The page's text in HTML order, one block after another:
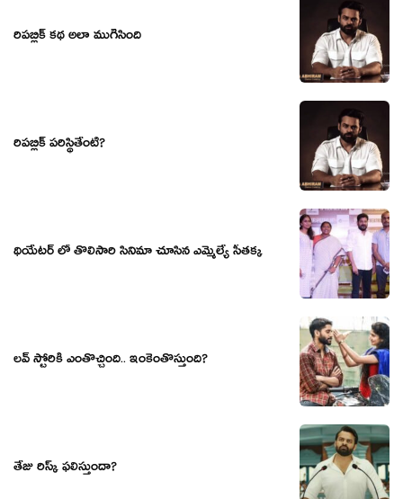
రిపబ్లిక్ కథ అలా ముగిసింది
రిప‌బ్లిక్ ప‌రిస్థితేంటి?
థియేటర్ లో తొలిసారి సినిమా చూసిన ఎమ్మెల్యే సీతక్క
ల‌వ్ స్టోరికి ఎంతొచ్చింది.. ఇంకెంతొస్తుంది?
తేజు రిస్క్ ఫలిస్తుందా?